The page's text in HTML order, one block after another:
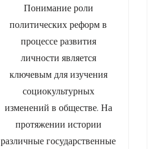
Понимание роли
политических реформ в
процессе развития
личности является
ключевым для изучения
социокультурных
изменений в обществе. На
протяжении истории
различные государственные